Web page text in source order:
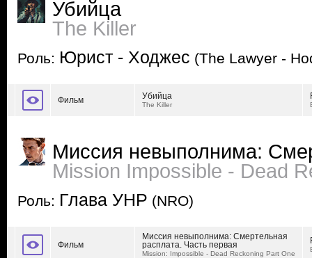
Убийца
The Killer
Роль: Юрист - Ходжес (The Lawyer -
Фильм Убийца
The Killer
Миссия невыполнима:
Mission Impossible - Dead
Роль: Глава УНР (NRO)
Фильм
Миссия невыполнима: Смертельная
расплата. Часть первая
Mission: Impossible - Dead Reckoning Part One